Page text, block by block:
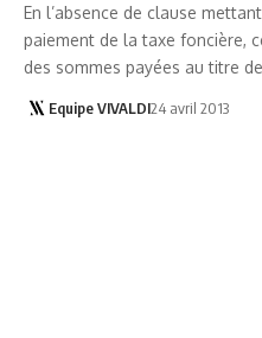
En l’absence de clause
paiement de la taxe foncière,
des sommes payées au titre
Equipe VIVALDI24 avril 2013